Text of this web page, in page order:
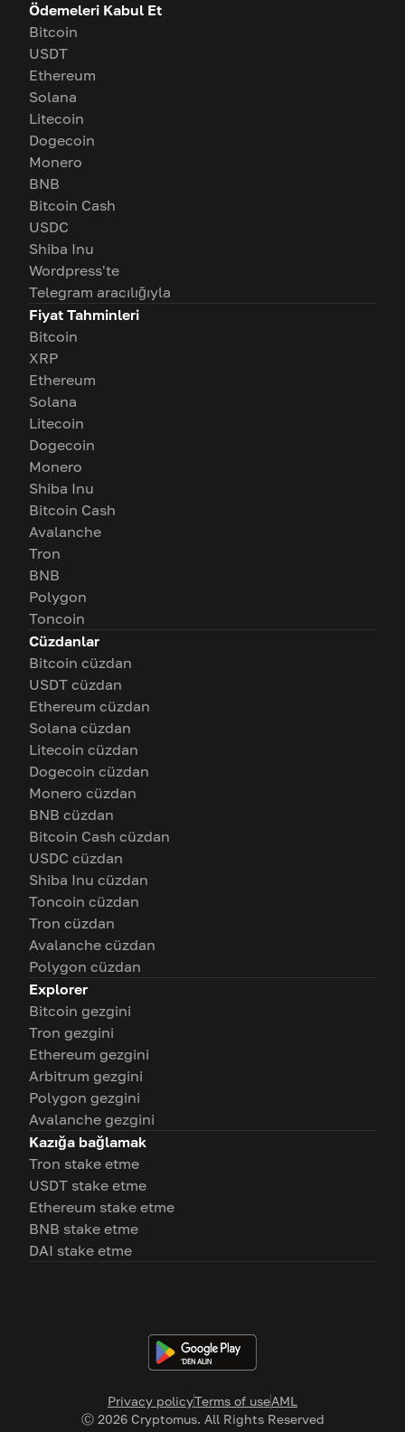
Privacy policyTerms of useAML
Ⓒ 2026Cryptomus. All Rights Reserved
Ödemeleri Kabul Et
Bitcoin
USDT
Ethereum
Solana
Litecoin
Dogecoin
Monero
BNB
Bitcoin Cash
USDC
Shiba Inu
Wordpress'te
Telegram aracılığıyla
Fiyat Tahminleri
Bitcoin
XRP
Ethereum
Solana
Litecoin
Dogecoin
Monero
Shiba Inu
Bitcoin Cash
Avalanche
Tron
BNB
Polygon
Toncoin
Cüzdanlar
Bitcoin cüzdan
USDT cüzdan
Ethereum cüzdan
Solana cüzdan
Litecoin cüzdan
Dogecoin cüzdan
Monero cüzdan
BNB cüzdan
Bitcoin Cash cüzdan
USDC cüzdan
Shiba Inu cüzdan
Toncoin cüzdan
Tron cüzdan
Avalanche cüzdan
Polygon cüzdan
Explorer
Bitcoin gezgini
Tron gezgini
Ethereum gezgini
Arbitrum gezgini
Polygon gezgini
Avalanche gezgini
Kazığa bağlamak
Tron stake etme
USDT stake etme
Ethereum stake etme
BNB stake etme
DAI stake etme